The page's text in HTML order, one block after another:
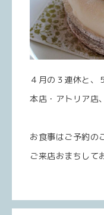
４月の３連休と、
本店・アトリア店
お食事はご予約の
ご来店おまちして